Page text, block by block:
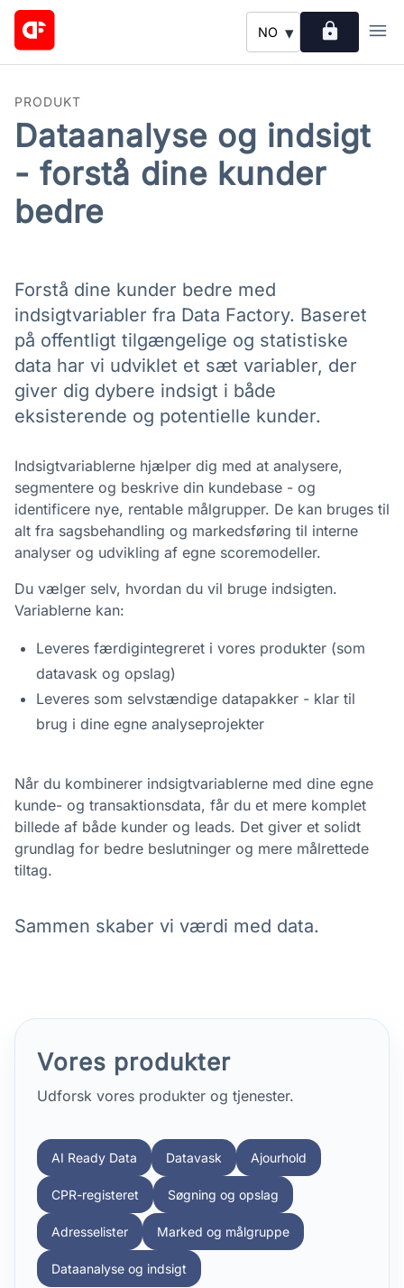
NO ▾ lock menu
PRODUKT
Dataanalyse og indsigt
- forstå dine kunder
bedre
Forstå dine kunder bedre med
indsigtvariabler fra Data Factory. Baseret
på offentligt tilgængelige og statistiske
data har vi udviklet et sæt variabler, der
giver dig dybere indsigt i både
eksisterende og potentielle kunder.
Indsigtvariablerne hjælper dig med at analysere,
segmentere og beskrive din kundebase - og
identificere nye, rentable målgrupper. De kan bruges til
alt fra sagsbehandling og markedsføring til interne
analyser og udvikling af egne scoremodeller.
Du vælger selv, hvordan du vil bruge indsigten.
Variablerne kan:
Leveres færdigintegreret i vores produkter (som
datavask og opslag)
Leveres som selvstændige datapakker - klar til
brug i dine egne analyseprojekter
Når du kombinerer indsigtvariablerne med dine egne
kunde- og transaktionsdata, får du et mere komplet
billede af både kunder og leads. Det giver et solidt
grundlag for bedre beslutninger og mere målrettede
tiltag.
Sammen skaber vi værdi med data.
Vores produkter
Udforsk vores produkter og tjenester.
AI Ready Data Datavask Ajourhold
CPR-registeret Søgning og opslag
Adresselister Marked og målgruppe
Dataanalyse og indsigt